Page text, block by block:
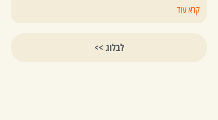
קרא עוד
לבלוג >>